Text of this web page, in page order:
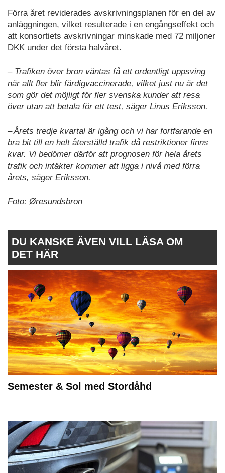
Förra året reviderades avskrivningsplanen för en del av
anläggningen, vilket resulterade i en engångseffekt och
att konsortiets avskrivningar minskade med 72 miljoner
DKK under det första halvåret.
– Trafiken över bron väntas få ett ordentligt uppsving
när allt fler blir färdigvaccinerade, vilket just nu är det
som gör det möjligt för fler svenska kunder att resa
över utan att betala för ett test, säger Linus Eriksson.
– Årets tredje kvartal är igång och vi har fortfarande en
bra bit till en helt återställd trafik då restriktioner finns
kvar. Vi bedömer därför att prognosen för hela årets
trafik och intäkter kommer att ligga i nivå med förra
årets, säger Eriksson.
Foto: Øresundsbron
DU KANSKE ÄVEN VILL LÄSA OM
DET HÄR
Semester & Sol med Stordåhd